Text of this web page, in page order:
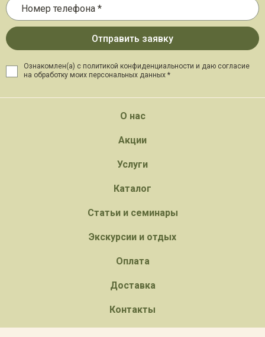
Ознакомлен(а) с политикой конфиденциальности и даю согласие
на обработку моих персональных данных *
О нас
Акции
Услуги
Каталог
Статьи и семинары
Экскурсии и отдых
Оплата
Доставка
Контакты